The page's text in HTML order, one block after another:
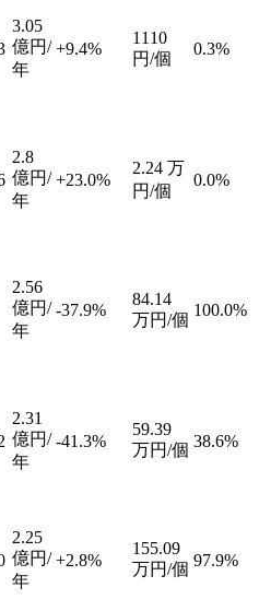
3.05
億円/
年
+9.4%
1110
円/個
0.3%
2.8
億円/
年
+23.0%
2.24 万
円/個
0.0%
2.56
億円/
年
-37.9%
84.14
万円/個
100.0%
2.31
億円/
年
-41.3%
59.39
万円/個 38.6%
2.25
億円/
年
+2.8%
155.09
万円/個 97.9%